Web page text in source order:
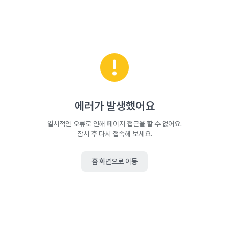
에러가 발생했어요
일시적인 오류로 인해 페이지 접근을 할 수 없어요.
잠시 후 다시 접속해 보세요.
홈 화면으로 이동